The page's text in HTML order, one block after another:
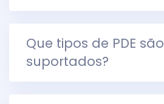
Que tipos de PDE são
suportados?